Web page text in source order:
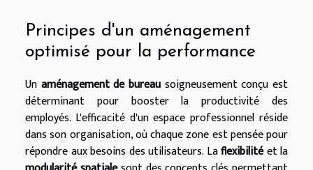
Principes d'un aménagement
optimisé pour la performance
Un aménagement de bureau soigneusement conçu est
déterminant pour booster la productivité des
employés. L'efficacité d'un espace professionnel réside
dans son organisation, où chaque zone est pensée pour
répondre aux besoins des utilisateurs. Laflexibilitéet la